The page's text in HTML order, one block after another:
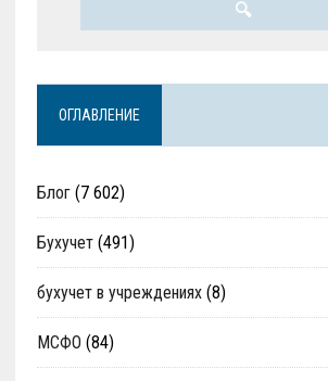
ОГЛАВЛЕНИЕ
Блог(7 602)
Бухучет(491)
бухучет в учреждениях(8)
МСФО (84)